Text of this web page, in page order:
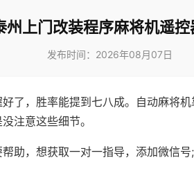
州上门改装程序麻将机遥
发布时间：2026年08月07日
了，胜率能提到七八成。自动麻将
注意这些细节。
助，想获取一对一指导，添加微信号